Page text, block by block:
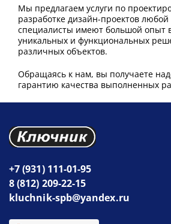
Мы предлагаем услуги по
разработке дизайн-проектов
специалисты имеют большой опыт
уникальных и функциональных
различных объектов.
Обращаясь к нам, вы получаете
гарантию качества выполненных
+7 (931) 111-01-95
8 (812) 209-22-15
kluchnik-spb@yandex.ru